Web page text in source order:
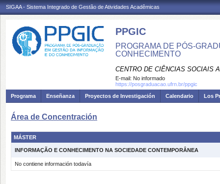
SIGAA - Sistema Integrado de Gestão de Atividades Acadêmicas
PPGIC
PROGRAMA DE PÓS-
CONHECIMENTO
CENTRO DE CIÊNCIAS SOCIAIS
E-mail: No informado
https://posgraduacao.ufrn.br/ppgic
Programa
Enseñanza Proyectos de Investigación Calendario Los
Área de Concentración
MÁSTER
INFORMAÇÃO E CONHECIMENTO NA SOCIEDADE CONTEMPORÂNEA
No contiene información todavía